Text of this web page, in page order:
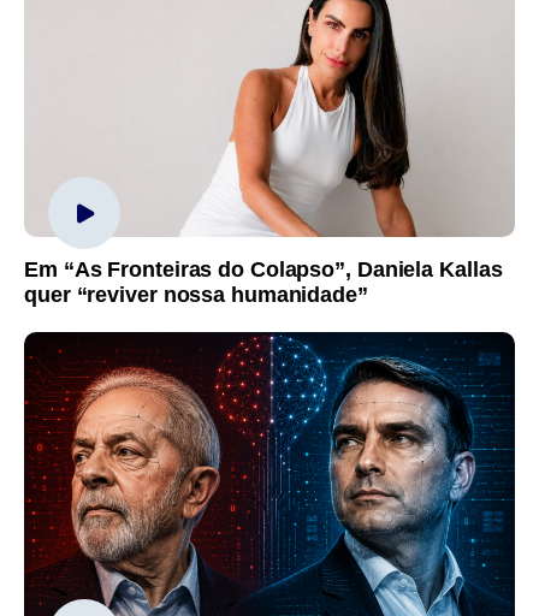
Em “As Fronteiras do Colapso”, Daniela Kallas
quer “reviver nossa humanidade”